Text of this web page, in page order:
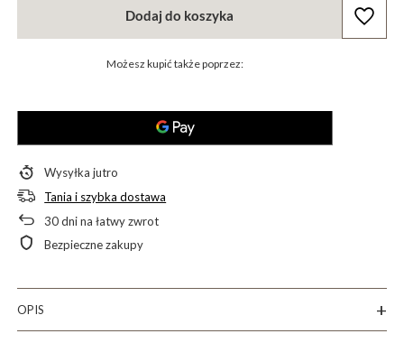
Dodaj do koszyka
Możesz kupić także poprzez:
Wysyłkajutro
Tania i szybka dostawa
30dni na łatwy zwrot
Bezpieczne zakupy
OPIS